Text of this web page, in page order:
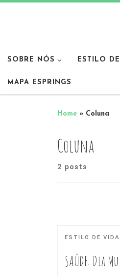
SOBRE NÓS ESTILO
MAPA ESPRINGS
Home » Coluna
Coluna
2 posts
ESTILO DE
SAÚDE: Dia